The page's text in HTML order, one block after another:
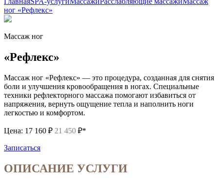
ног «Рефлекс»
Массаж ног
«Рефлекс»
Массаж ног «Рефлекс» — это процедура, созданная для снятия
боли и улучшения кровообращения в ногах. Специальные
техники рефлекторного массажа помогают избавиться от
напряжения, вернуть ощущение тепла и наполнить ноги
легкостью и комфортом.
Цена: 17 160 ₽ 21 450 ₽*
Записаться
ОПИСАНИЕ УСЛУГИ